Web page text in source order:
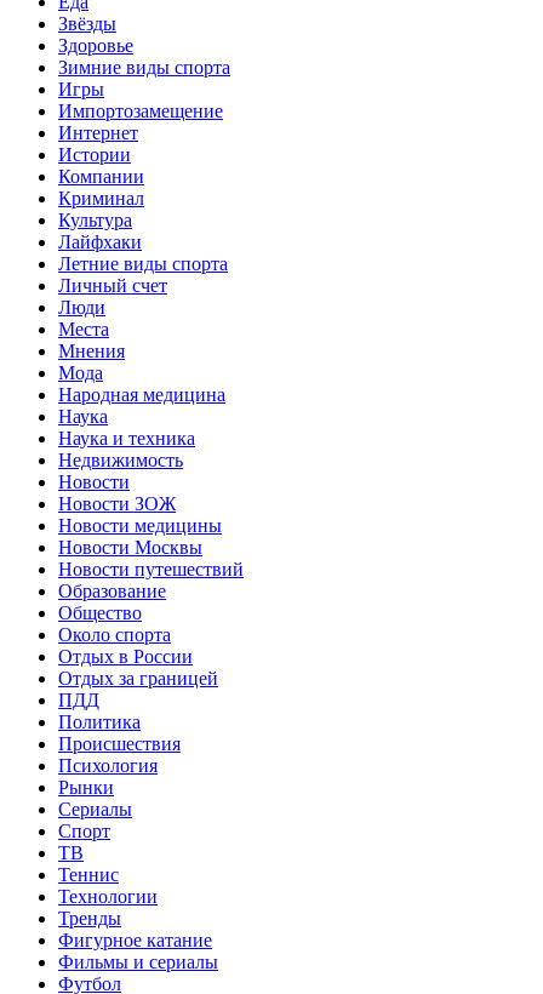
Звёзды
Здоровье
Зимние виды спорта
Игры
Импортозамещение
Интернет
Истории
Компании
Криминал
Культура
Лайфхаки
Летние виды спорта
Личный счет
Люди
Места
Мнения
Мода
Народная медицина
Наука
Наука и техника
Недвижимость
Новости
Новости ЗОЖ
Новости медицины
Новости Москвы
Новости путешествий
Образование
Общество
Около спорта
Отдых в России
Отдых за границей
ПДД
Политика
Происшествия
Психология
Рынки
Сериалы
Спорт
ТВ
Теннис
Технологии
Тренды
Фигурное катание
Фильмы и сериалы
Футбол